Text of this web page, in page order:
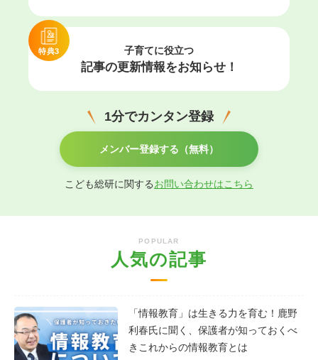
特典3 子育てに役立つ
記事の更新情報をお知らせ！
1分でカンタン登録
メンバー登録する（無料）
こども総研に関するお問い合わせはこちら
人気の記事
POPULAR
「情報教育」は生きる力を育む！鹿野
利春氏に聞く、保護者が知っておくべ
きこれからの情報教育とは